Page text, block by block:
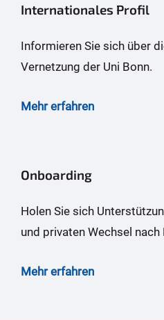
Internationales Profil
Informieren Sie sich über
Vernetzung der Uni Bonn.
Mehr erfahren
Onboarding
Holen Sie sich
und privaten Wechsel nach
Mehr erfahren